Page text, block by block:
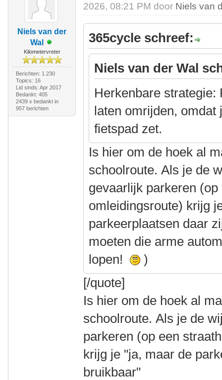
Niels van der
Wal
Kilometervreter
Berichten: 1.230
Topics: 16
Lid sinds: Apr 2017
Bedankt: 405
2439 x bedankt in
957 berichten
2026, 08:21 PM door Niels van
365cycle schreef:
Niels van der Wal
Herkenbare
laten omrijden, omdat
fietspad zet.
Is hier om de hoek al
schoolroute. Als je de
gevaarlijk parkeren
omleidingsroute) krijg
parkeerplaatsen daar
moeten die arme
lopen!
)
[/quote]
Is hier om de hoek al
schoolroute. Als je de
parkeren (op een
krijg je "ja, maar de
bruikbaar"